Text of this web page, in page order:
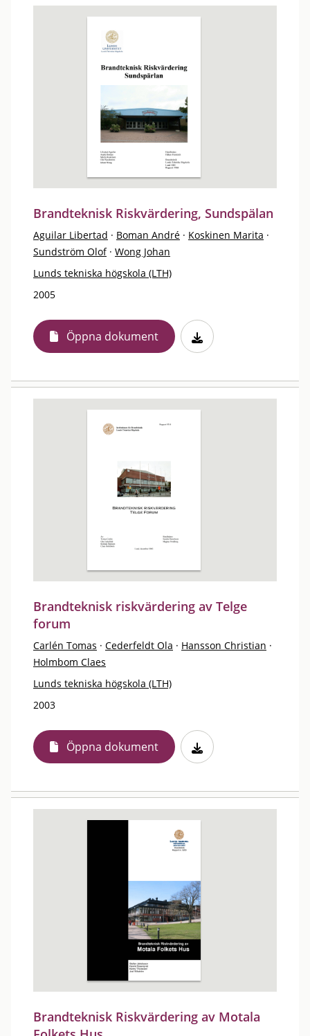
Brandteknisk Riskvärdering, Sundspälan
Aguilar Libertad · Boman André · Koskinen Marita ·
Sundström Olof · Wong Johan
Lunds tekniska högskola (LTH)
2005
Öppna dokument
Brandteknisk riskvärdering av Telge
forum
Carlén Tomas · Cederfeldt Ola · Hansson Christian ·
Holmbom Claes
Lunds tekniska högskola (LTH)
2003
Öppna dokument
Brandteknisk Riskvärdering av Motala